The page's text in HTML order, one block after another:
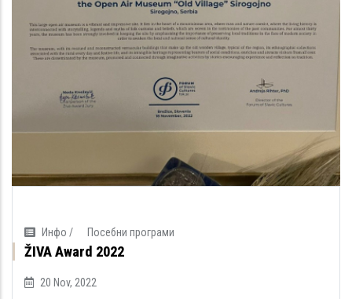
Инфо / Посебни програми
ŽIVA Award 2022
20 Nov, 2022